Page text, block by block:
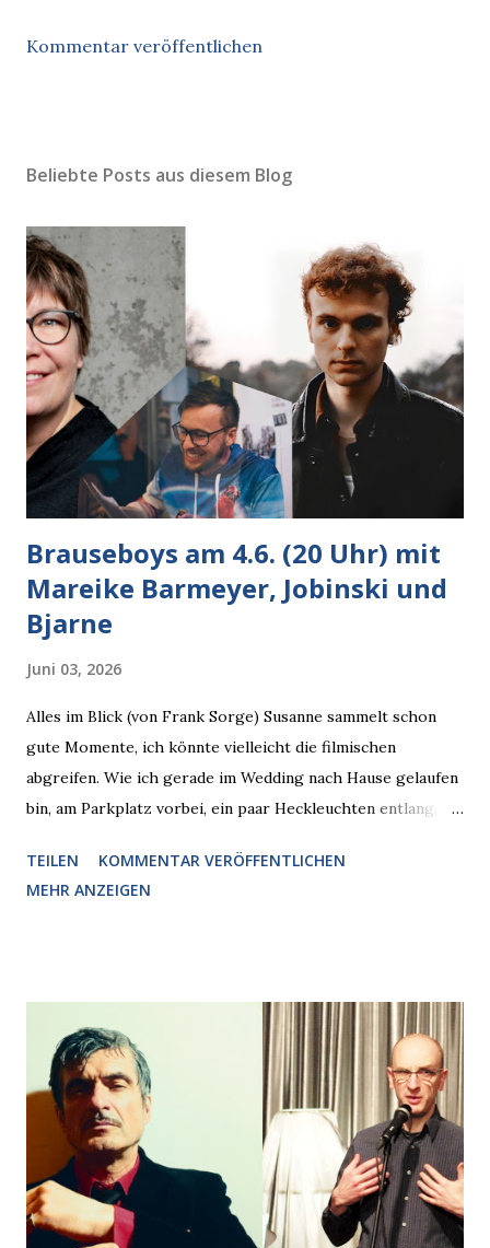
Kommentar veröffentlichen
Beliebte Posts aus diesem Blog
Brauseboys am 4.6. (20 Uhr) mit
Mareike Barmeyer, Jobinski und
Bjarne
Juni 03, 2026
Alles im Blick (von Frank Sorge) Susanne sammelt schon
gute Momente, ich könnte vielleicht die filmischen
abgreifen. Wie ich gerade im Wedding nach Hause gelaufen
bin, am Parkplatz vorbei, ein paar Heckleuchten entlang, als
den Blick kam, mit verlockend frisch leuchtenden
Pizzastücken. Von links pirschte sich eine Krähe an das
Krähe und ihn an, er die Krähe und mich, wir lächelten
gleichzeitig amüsiert. “Vorsicht!”, sagte ich zu ihm, “im
Wedding muss man immer aufpassen!” “Mach ich!”,
bestätigte der freundliche Nachbar, "Hab alles im Blick!”
Wir fixierten die ertappte Krähe, die sich zurückzog.
Heute ging sie leer aus, Abspann, Ende. Die Brauseboys am
Donnerstag, 4.6. (20 Uhr) Mit Mareike Barmeyer , Jobinski
und Bjarne Haus der Sinne (Ystader St...
TEILEN
KOMMENTAR VERÖFFENTLICHEN
MEHR ANZEIGEN